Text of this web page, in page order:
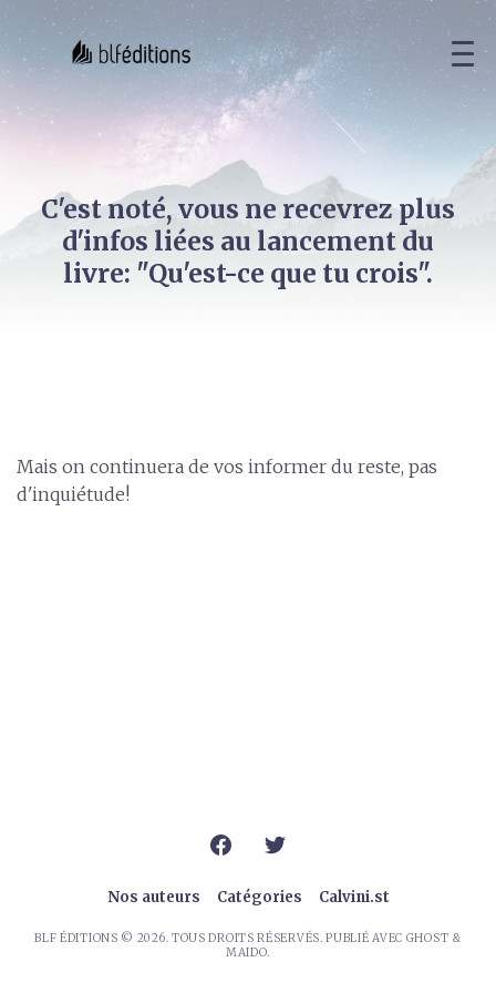
C'est noté, vous ne recevrez plus
d'infos liées au lancement du
livre: "Qu'est-ce que tu crois".
Mais on continuera de vos informer du reste, pas
d'inquiétude!
Nos auteurs Catégories Calvini.st
BLF ÉDITIONS © 2026. TOUS DROITS RÉSERVÉS. PUBLIÉ AVEC GHOST &
MAIDO.